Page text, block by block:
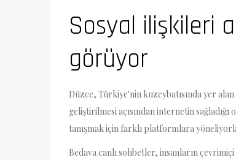
Sosyal ilişkileri
görüyor
Düzce, Türkiye'nin kuzeybatısında yer
geliştirilmesi açısından internetin
tanışmak için farklı platformlara
Bedava canlı sohbetler, insanların